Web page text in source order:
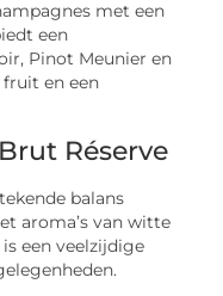
met een
een
Pinot Meunier en
en een
Réserve
balans
aroma’s van witte
een veelzijdige